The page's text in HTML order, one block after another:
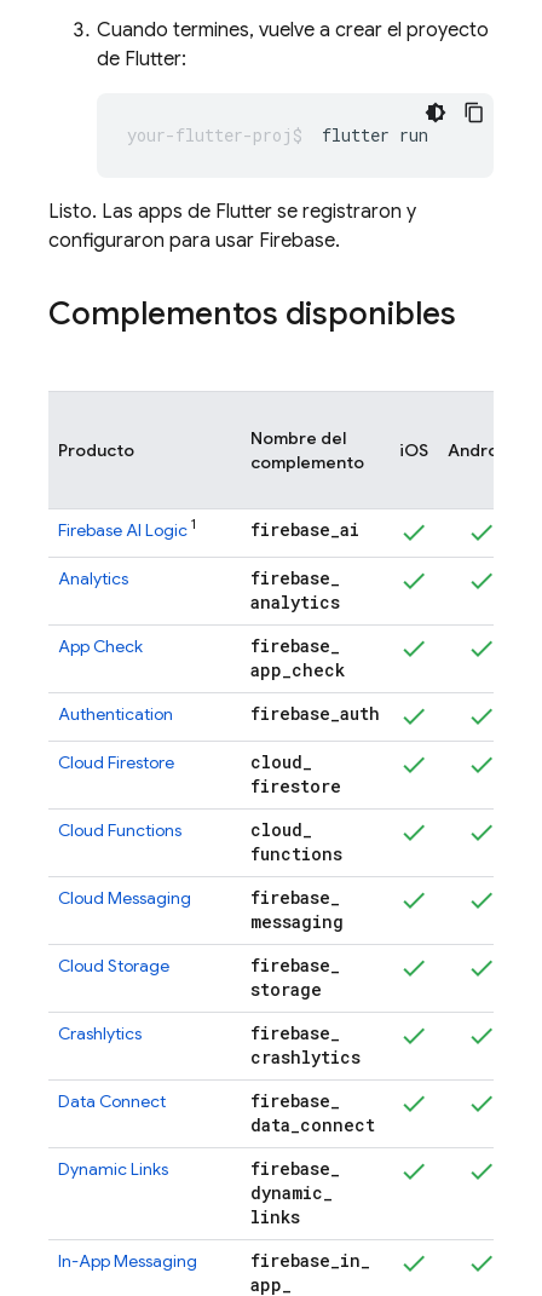
Cuando termines, vuelve a crear el proyecto
de Flutter:
flutter
Listo. Las apps de Flutter se registraron y
configuraron para usar Firebase.
Complementos disponibles
Producto
Nombre del
complemento
iOS Android
Firebase AI Logic 1 firebase_ai
Analytics firebase_
analytics
App Check firebase_
app_check
Authentication firebase_auth
Cloud Firestore cloud_
firestore
Cloud Functions cloud_
functions
Cloud Messaging firebase_
messaging
Cloud Storage firebase_
storage
Crashlytics firebase_
crashlytics
Data Connect firebase_
data_connect
Dynamic Links firebase_
dynamic_
links
In-App Messaging firebase_in_
app_